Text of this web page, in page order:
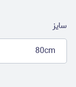
سایز
80cm